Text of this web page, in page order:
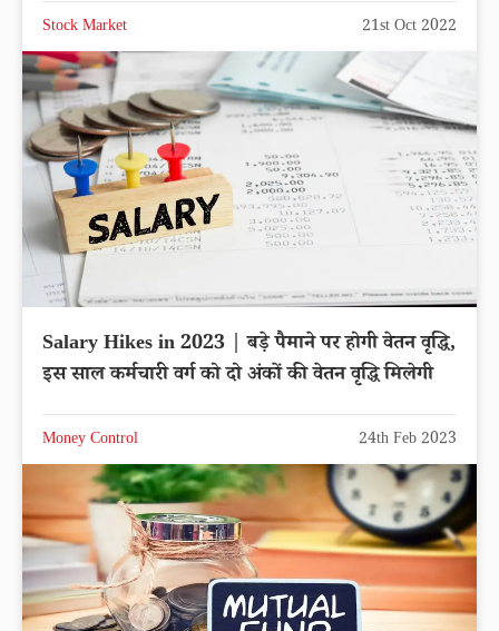
Stock Market 21st Oct 2022
Salary Hikes in 2023 | बड़े पैमाने पर होगी वेतन वृद्धि,
इस साल कर्मचारी वर्ग को दो अंकों की वेतन वृद्धि मिलेगी
Money Control 24th Feb 2023